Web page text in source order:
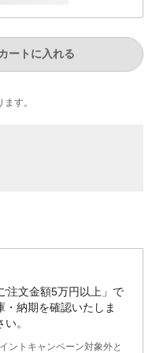
ートに入れる
す。
注文金額5万円以上」で
納期を確認いたしま
。
ントキャンペーン対象外と